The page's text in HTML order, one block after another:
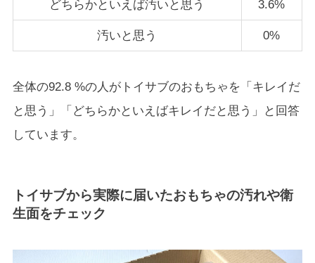
どちらかといえば汚いと思う 3.6%
汚いと思う 0%
全体の92.8 %の人がトイサブのおもちゃを「キレイだ
と思う」「どちらかといえばキレイだと思う」と回答
しています。
トイサブから実際に届いたおもちゃの汚れや衛
生面をチェック